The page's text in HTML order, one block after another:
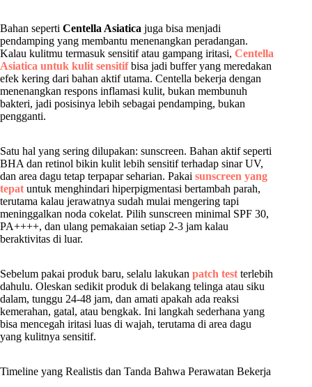
Bahan seperti Centella Asiatica juga bisa menjadi
pendamping yang membantu menenangkan peradangan.
Kalau kulitmu termasuk sensitif atau gampang iritasi, Centella
Asiatica untuk kulit sensitifbisa jadi buffer yang meredakan
efek kering dari bahan aktif utama. Centella bekerja dengan
menenangkan respons inflamasi kulit, bukan membunuh
bakteri, jadi posisinya lebih sebagai pendamping, bukan
pengganti.
Satu hal yang sering dilupakan: sunscreen. Bahan aktif seperti
BHA dan retinol bikin kulit lebih sensitif terhadap sinar UV,
dan area dagu tetap terpapar seharian. Pakai sunscreen yang
tepat untuk menghindari hiperpigmentasi bertambah parah,
terutama kalau jerawatnya sudah mulai mengering tapi
meninggalkan noda cokelat. Pilih sunscreen minimal SPF 30,
PA++++, dan ulang pemakaian setiap 2-3 jam kalau
beraktivitas di luar.
Sebelum pakai produk baru, selalu lakukan patch test terlebih
dahulu. Oleskan sedikit produk di belakang telinga atau siku
dalam, tunggu 24-48 jam, dan amati apakah ada reaksi
kemerahan, gatal, atau bengkak. Ini langkah sederhana yang
bisa mencegah iritasi luas di wajah, terutama di area dagu
yang kulitnya sensitif.
Timeline yang Realistis dan Tanda Bahwa Perawatan Bekerja